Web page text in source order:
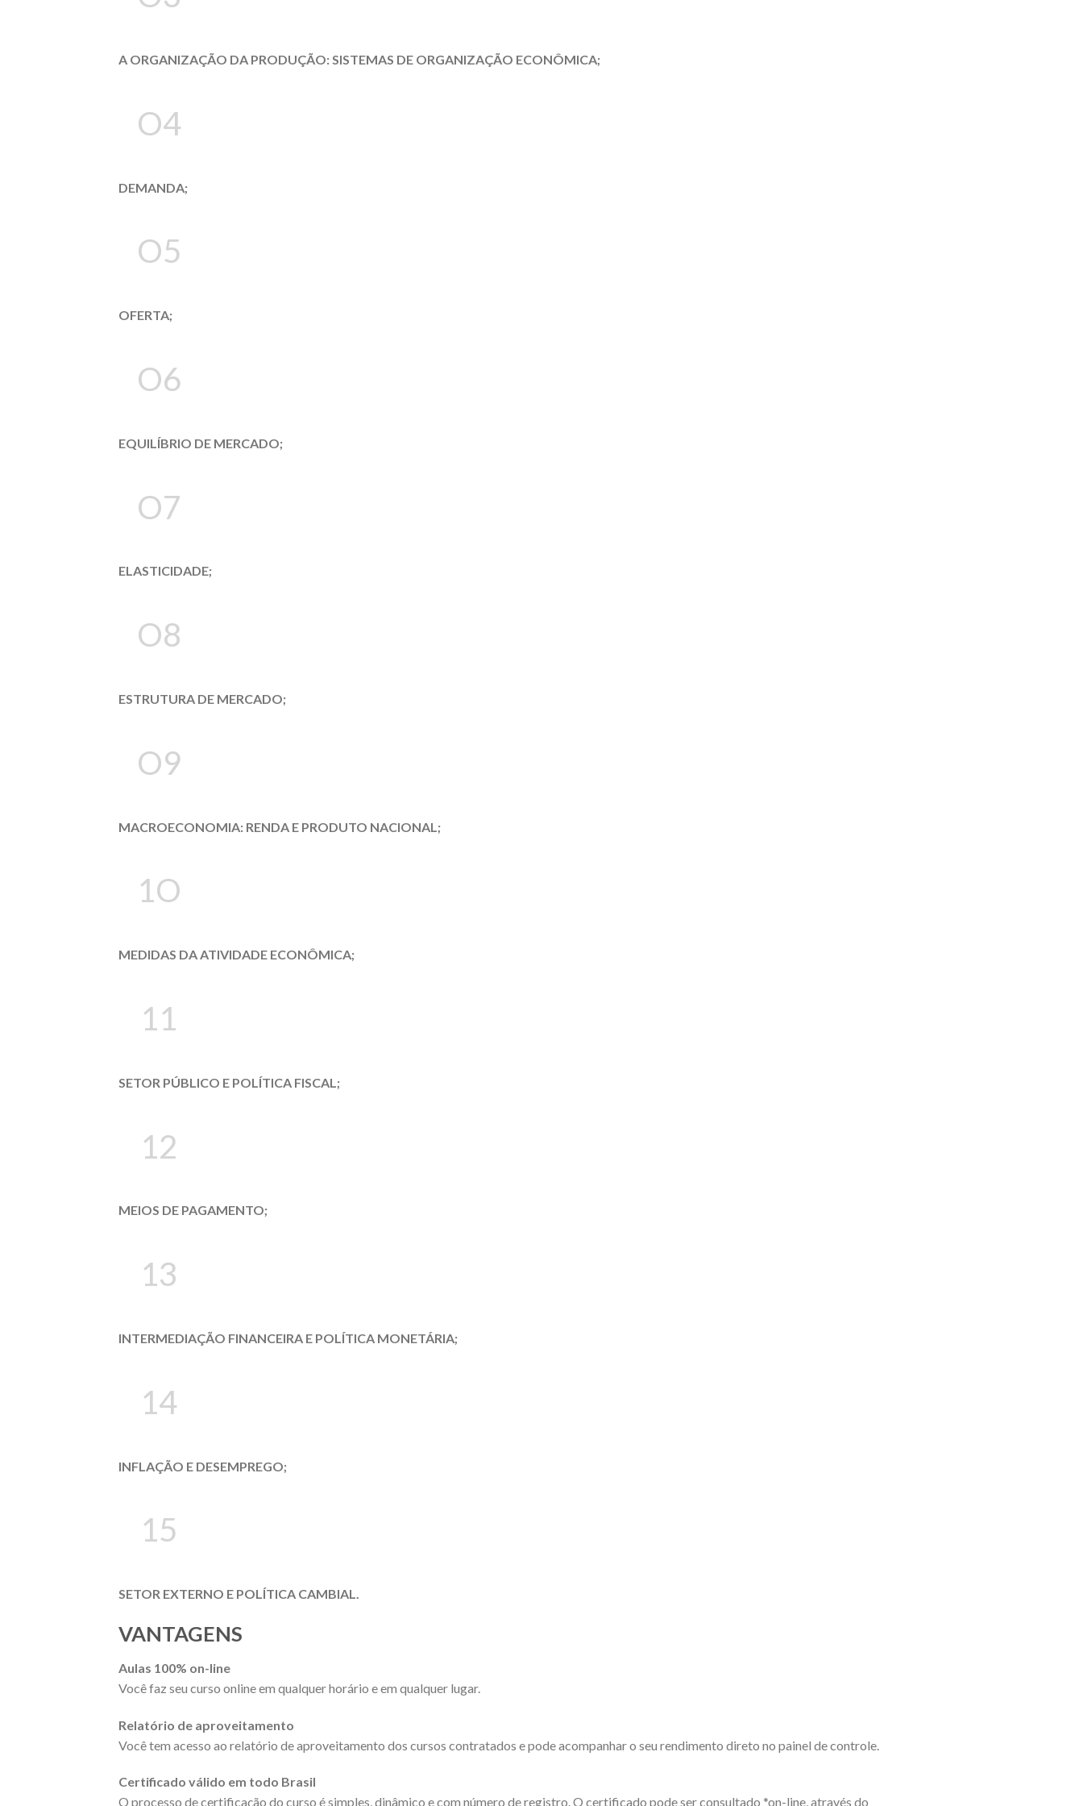
A ORGANIZAÇÃO DA PRODUÇÃO: SISTEMAS DE ORGANIZAÇÃO ECONÔMICA;
O4
DEMANDA;
O5
OFERTA;
O6
EQUILÍBRIO DE MERCADO;
O7
ELASTICIDADE;
O8
ESTRUTURA DE MERCADO;
O9
MACROECONOMIA: RENDA E PRODUTO NACIONAL;
1O
MEDIDAS DA ATIVIDADE ECONÔMICA;
11
SETOR PÚBLICO E POLÍTICA FISCAL;
12
MEIOS DE PAGAMENTO;
13
INTERMEDIAÇÃO FINANCEIRA E POLÍTICA MONETÁRIA;
14
INFLAÇÃO E DESEMPREGO;
15
SETOR EXTERNO E POLÍTICA CAMBIAL.
VANTAGENS
Aulas 100% on-line
Você faz seu curso online em qualquer horário e em qualquer lugar.
Relatório de aproveitamento
Você tem acesso ao relatório de aproveitamento dos cursos contratados e pode acompanhar o seu rendimento direto no painel de controle.
Certificado válido em todo Brasil
O processo de certificação do curso é simples, dinâmico e com número de registro. O certificado pode ser consultado *on-line, através do